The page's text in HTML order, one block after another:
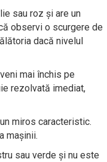
sau roz și are un
observi o scurgere de
dacă nivelul
mai închis pe
rezolvată imediat,
miros caracteristic.
mașinii.
sau verde și nu este